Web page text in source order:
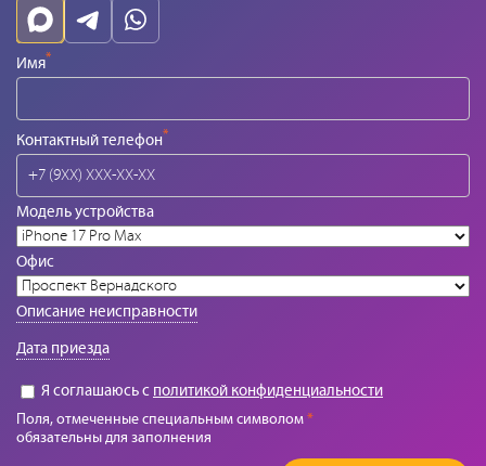
Имя*
Контактный телефон*
Модель устройства
Офис
Описание неисправности
Дата приезда
Я соглашаюсь с политикой конфиденциальности
Поля, отмеченные специальным символом*
обязательны для заполнения